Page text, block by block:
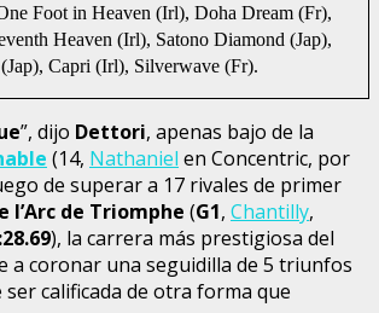
Foot in Heaven (Irl), Doha Dream (Fr),
Heaven (Irl), Satono Diamond (Jap),
Capri (Irl), Silverwave (Fr).
”, dijo Dettori, apenas bajo de la
(14, Nathaniel en Concentric, por
de superar a 17 rivales de primer
l’Arc de Triomphe (G1, Chantilly,
), la carrera más prestigiosa del
a coronar una seguidilla de 5 triunfos
calificada de otra forma que